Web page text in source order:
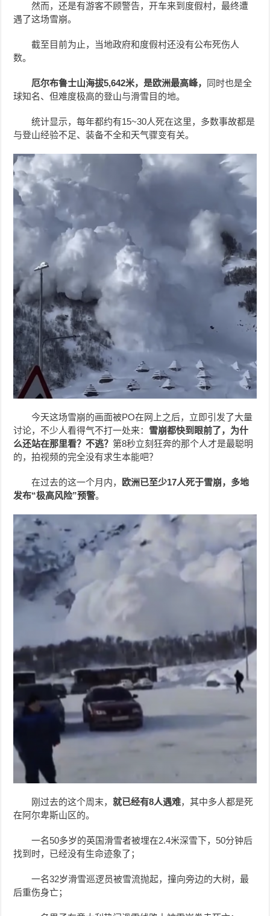
然而，还是有游客不顾警告，开车来到度假村，最终遭
遇了这场雪崩。
截至目前为止，当地政府和度假村还没有公布死伤人
数。
厄尔布鲁士山海拔5,642米，是欧洲最高峰，
同时也是全
球知名、但难度极高的登山与滑雪目的地。
统计显示，每年都约有15~30人死在这里，多数事故都是
与登山经验不足、装备不全和天气骤变有关。
今天这场雪崩的画面被PO在网上之后，立即引发了大量
讨论，不少人看得气不打一处来： 雪崩都快到眼前了，为什
么还站在那里看？不逃？ 第8秒立刻狂奔的那个人才是最聪明
的，拍视频的完全没有求生本能吧？
在过去的这一个月内，
欧洲已至少17人死于雪崩，多地
发布“极高风险”预警。
刚过去的这个周末，就已经有8人遇难，其中多人都是死
在阿尔卑斯山区的。
一名50多岁的英国滑雪者被埋在2.4米深雪下，50分钟后
找到时，已经没有生命迹象了；
一名32岁滑雪巡逻员被雪流抛起，撞向旁边的大树，最
后重伤身亡；